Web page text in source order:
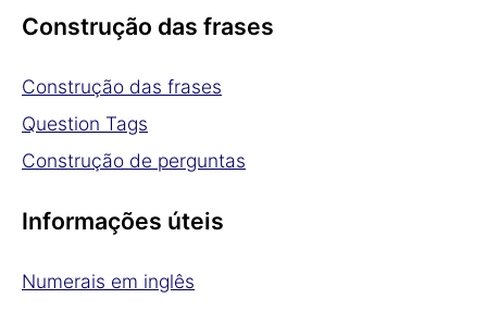
Construção das frases
Construção das frases
Question Tags
Construção de perguntas
Informações úteis
Numerais em inglês